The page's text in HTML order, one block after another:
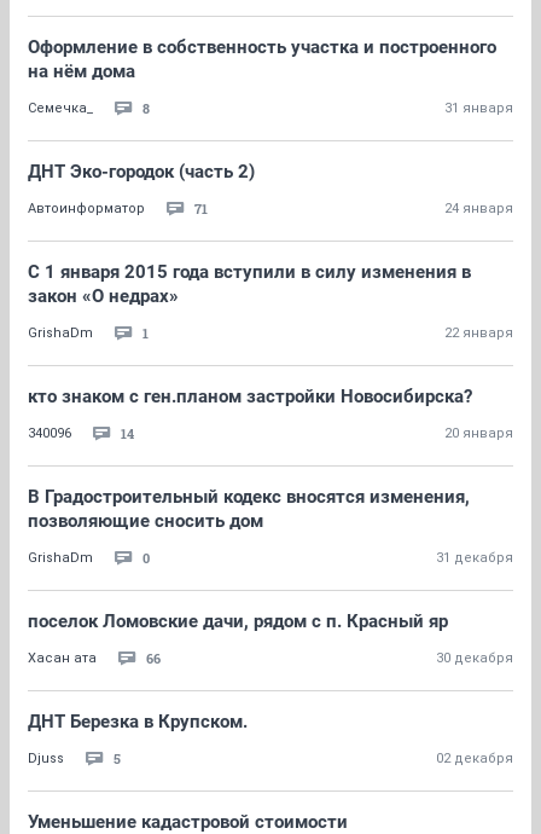
Оформление в собственность участка и построенного
на нём дома
Семечка_ 8 31 января
ДНТ Эко-городок (часть 2)
Автоинформатор 71 24 января
С 1 января 2015 года вступили в силу изменения в
закон «О недрах»
GrishaDm 1 22 января
кто знаком с ген.планом застройки Новосибирска?
340096 14 20 января
В Градостроительный кодекс вносятся изменения,
позволяющие сносить дом
GrishaDm 0 31 декабря
поселок Ломовские дачи, рядом с п. Красный яр
Хасан ата 66 30 декабря
ДНТ Березка в Крупском.
Djuss 5 02 декабря
Уменьшение кадастровой стоимости